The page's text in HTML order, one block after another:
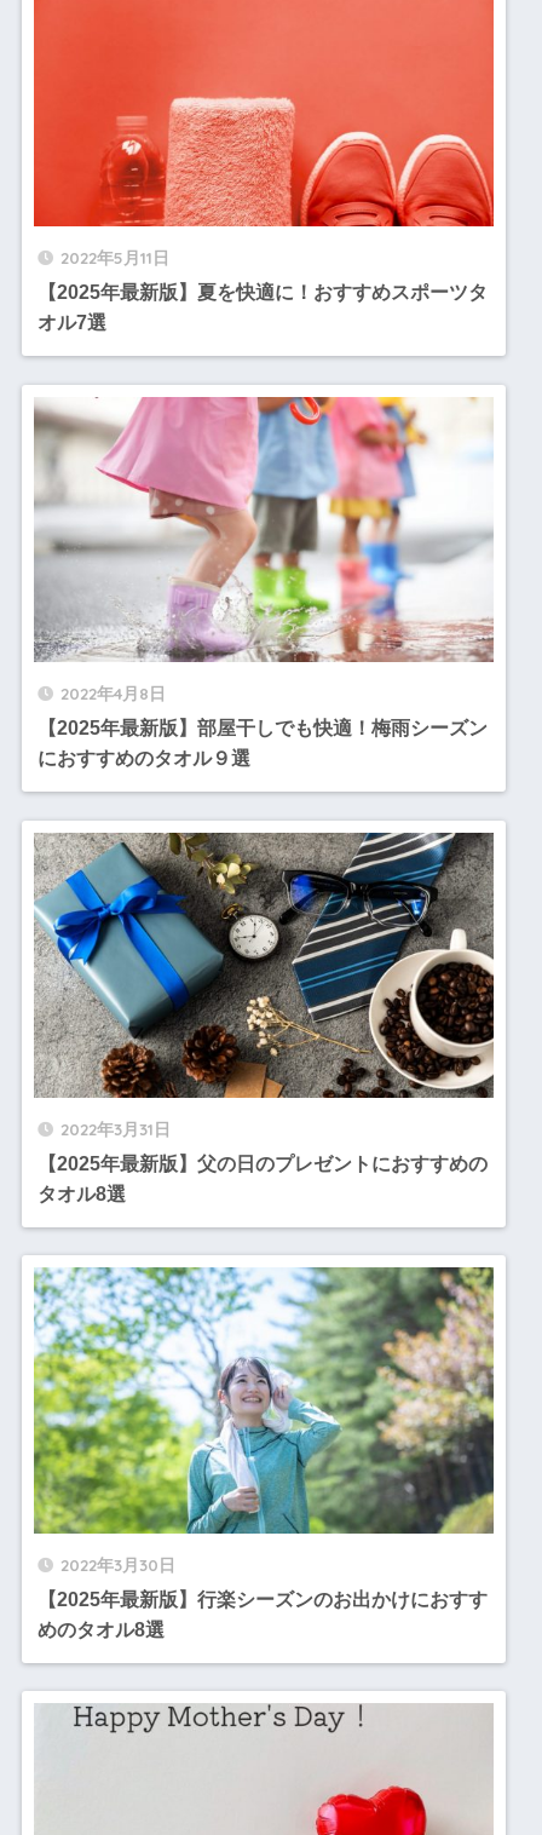
2022年5月11日
【2025年最新版】夏を快適に！おすすめスポーツタ
オル7選
2022年4月8日
【2025年最新版】部屋干しでも快適！梅雨シーズン
におすすめのタオル９選
2022年3月31日
【2025年最新版】父の日のプレゼントにおすすめの
タオル8選
2022年3月30日
【2025年最新版】行楽シーズンのお出かけにおすす
めのタオル8選